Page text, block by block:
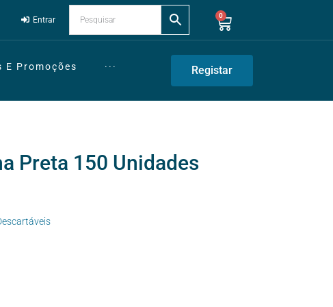
Entrar 0
E Promoções ··· Registar
Preta 150 Unidades